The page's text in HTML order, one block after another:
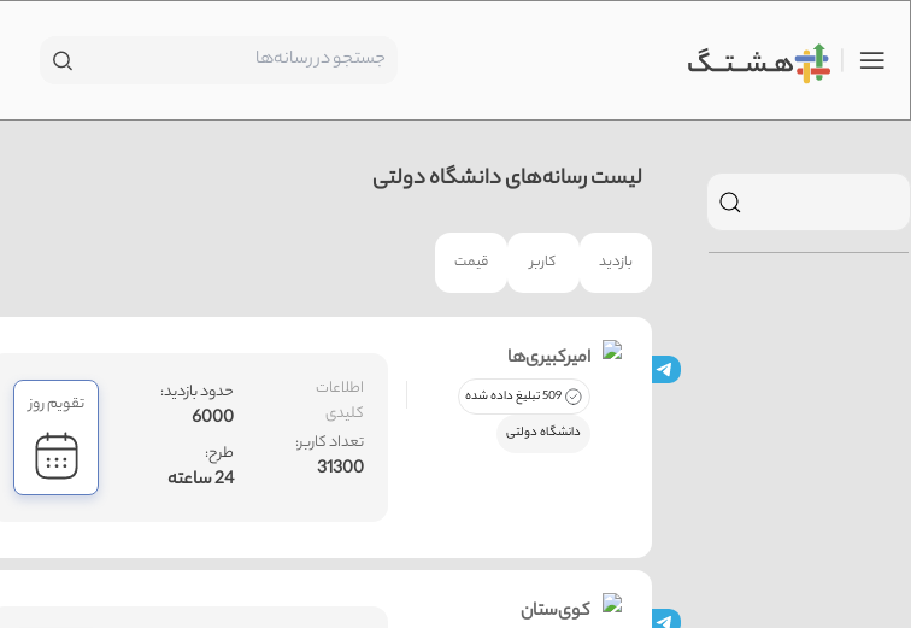
لیست رسانه‌های دانشگاه دولتی
قیمت کاربر بازدید
اطلاعات
کلیدی
تعداد کاربر:
31300
حدود بازدید:
6000
طرح:
24 ساعته
تقویم روز
امیرکبیری‌ها
509 تبلیغ داده شده
دانشگاه دولتی
کوی‌ستان